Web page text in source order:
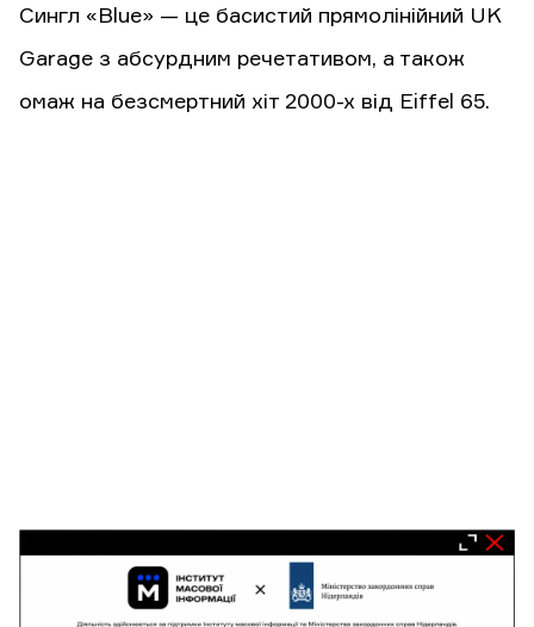
Сингл «Blue» — це басистий прямолінійний UK
Garage з абсурдним речетативом, а також
омаж на безсмертний хіт 2000-х від Eiffel 65.